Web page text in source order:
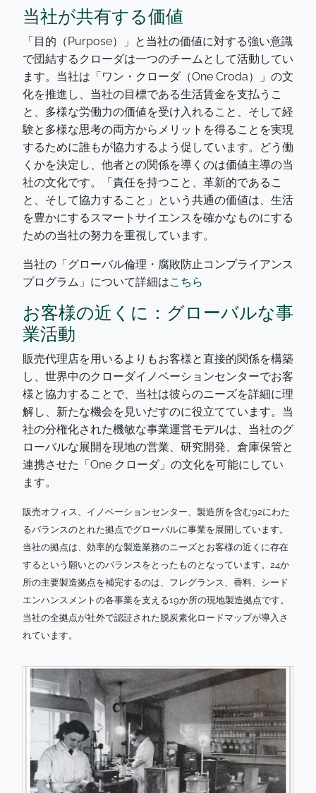
当社が共有する価値
「目的（Purpose）」と当社の価値に対する強い意識
で団結するクローダは一つのチームとして活動してい
ます。当社は「ワン・クローダ（One Croda）」の文
化を推進し、当社の目標である生活賃金を支払うこ
と、多様な労働力の価値を受け入れること、そして経
験と多様な思考の両方からメリットを得ることを実現
するために誰もが協力するよう促しています。どう働
くかを決定し、他者との関係を導くのは価値主導の当
社の文化です。「責任を持つこと、革新的であるこ
と、そして協力すること」という共通の価値は、生活
を豊かにするスマートサイエンスを確かなものにする
ための当社の努力を重視しています。
当社の「グローバル倫理・腐敗防止コンプライアンス
プログラム」について詳細はこちら
お客様の近くに：グローバルな事
業活動
販売代理店を用いるよりもお客様と直接的関係を構築
し、世界中のクローダイノベーションセンターでお客
様と協力することで、当社は彼らのニーズを詳細に理
解し、新たな機会を見いだすのに役立てています。当
社の分権化された機敏な事業運営モデルは、当社のグ
ローバルな展開を現地の営業、研究開発、倉庫保管と
連携させた「One クローダ」の文化を可能にしてい
ます。
販売オフィス、イノベーションセンター、製造所を含む92にわた
るバランスのとれた拠点でグローバルに事業を展開しています。
当社の拠点は、効率的な製造業務のニーズとお客様の近くに存在
するという願いとのバランスをとったものとなっています。24か
所の主要製造拠点を補完するのは、フレグランス、香料、シード
エンハンスメントの各事業を支える19か所の現地製造拠点です。
当社の全拠点が社外で認証された脱炭素化ロードマップが導入さ
れています。